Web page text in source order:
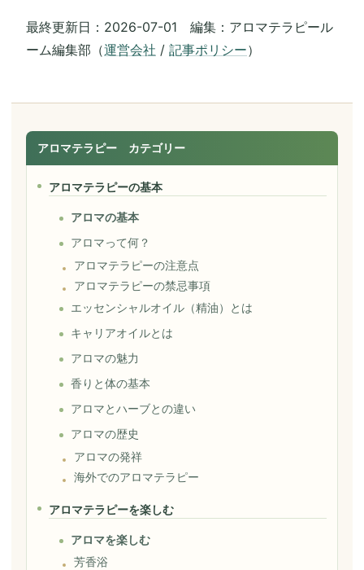
最終更新日：2026-07-01 編集：アロマテラピール
ーム編集部（運営会社 / 記事ポリシー）
アロマテラピー カテゴリー
アロマテラピーの基本
アロマの基本
アロマって何？
アロマテラピーの注意点
アロマテラピーの禁忌事項
エッセンシャルオイル（精油）とは
キャリアオイルとは
アロマの魅力
香りと体の基本
アロマとハーブとの違い
アロマの歴史
アロマの発祥
海外でのアロマテラピー
アロマテラピーを楽しむ
アロマを楽しむ
芳香浴